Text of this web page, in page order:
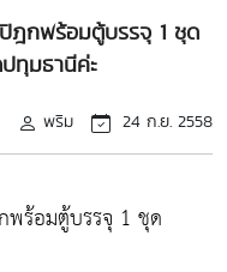
ฎกพร้อมตู้บรรจุ 1 ชุด
ทุมธานีค่ะ
พริม 24 ก.ย. 2558
พร้อมตู้บรรจุ 1 ชุด